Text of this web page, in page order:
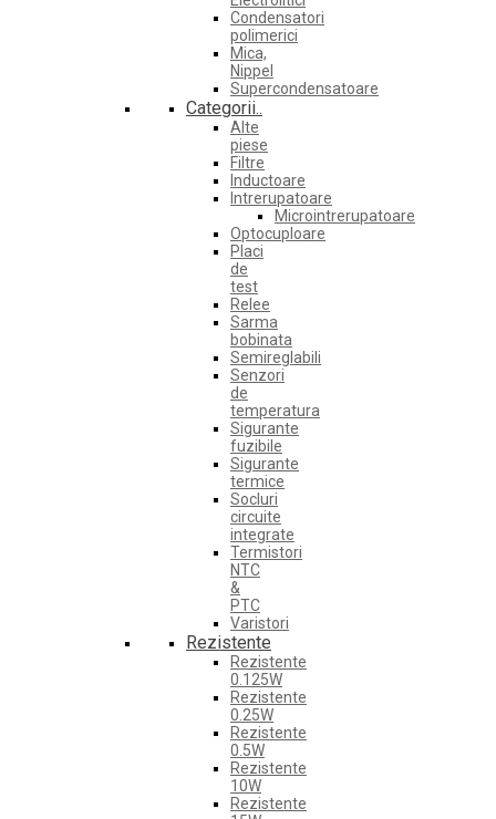
Condensatori
polimerici
Mica,
Nippel
Supercondensatoare
Categorii..
Alte
piese
Filtre
Inductoare
Intrerupatoare
Microintrerupatoare
Optocuploare
Placi
de
test
Relee
Sarma
bobinata
Semireglabili
Senzori
de
temperatura
Sigurante
fuzibile
Sigurante
termice
Socluri
circuite
integrate
Termistori
NTC
&
PTC
Varistori
Rezistente
Rezistente
0.125W
Rezistente
0.25W
Rezistente
0.5W
Rezistente
10W
Rezistente